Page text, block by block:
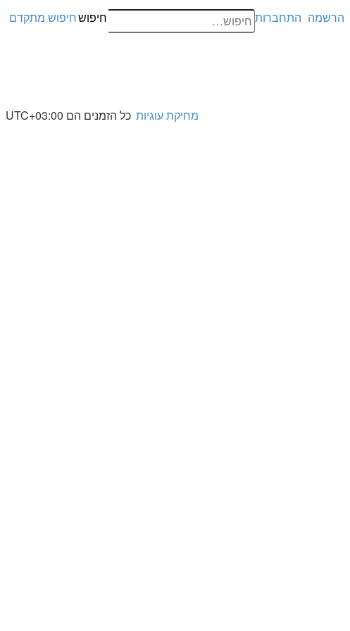
חיפושחיפוש מתקדם התחברות הרשמה
כל הזמנים הם UTC+03:00 מחיקת עוגיות